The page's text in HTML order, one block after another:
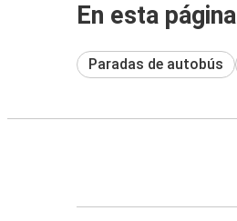
En esta página
Paradas de autobús